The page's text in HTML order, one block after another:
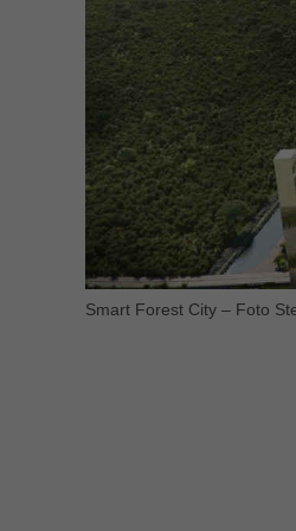
Smart Forest City – Foto